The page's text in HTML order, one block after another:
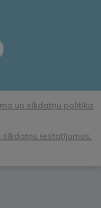
un sīkdatņu politika
sīkdatņu iestatījumus.